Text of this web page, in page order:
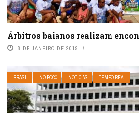
Árbitros baianos realizam
8 DE JANEIRO DE 2019
BRASIL NO FOCO NOTÍCIAS TEMPO REAL